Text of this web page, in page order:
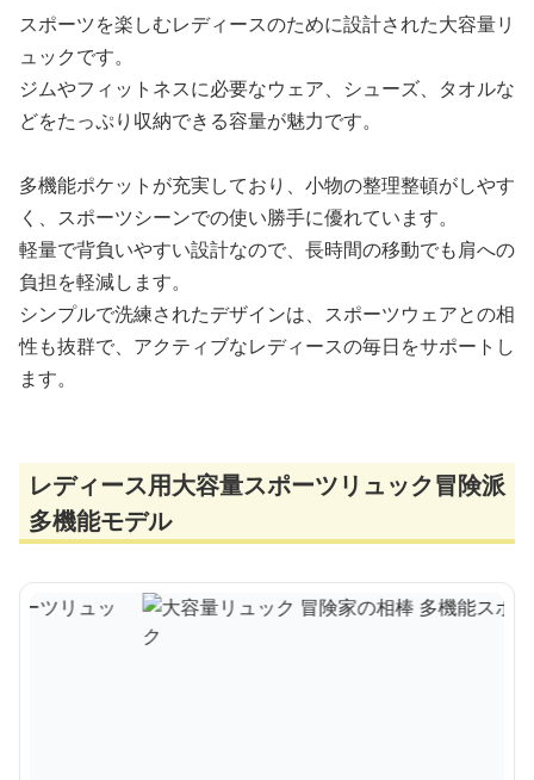
スポーツを楽しむレディースのために設計された大容量リ
ュックです。
ジムやフィットネスに必要なウェア、シューズ、タオルな
どをたっぷり収納できる容量が魅力です。
多機能ポケットが充実しており、小物の整理整頓がしやす
く、スポーツシーンでの使い勝手に優れています。
軽量で背負いやすい設計なので、長時間の移動でも肩への
負担を軽減します。
シンプルで洗練されたデザインは、スポーツウェアとの相
性も抜群で、アクティブなレディースの毎日をサポートし
ます。
レディース用大容量スポーツリュック冒険派
多機能モデル